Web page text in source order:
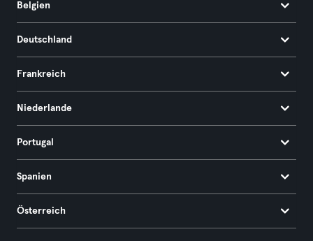
Belgien
Deutschland
Frankreich
Niederlande
Portugal
Spanien
Österreich